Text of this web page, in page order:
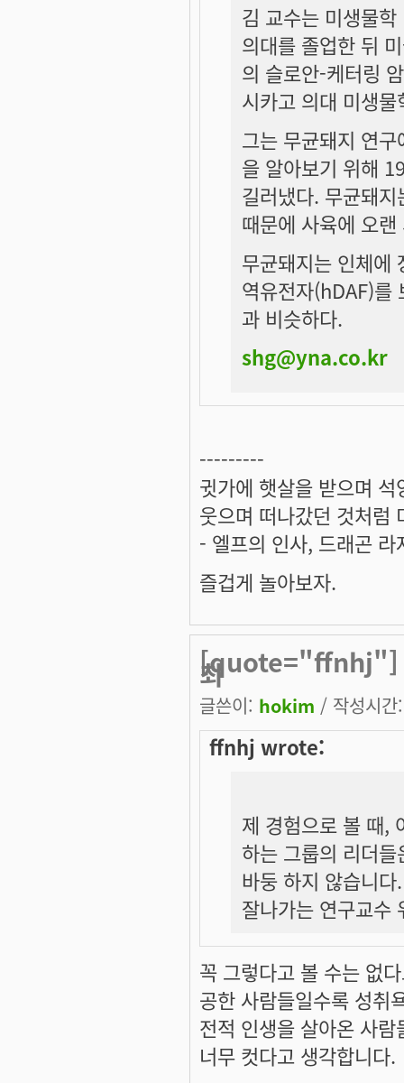
김 교수는 미생물
의대를 졸업한 뒤
의 슬로안-케터링
시카고 의대 미생
그는 무균돼지 연
을 알아보기 위해
길러냈다. 무균돼
때문에 사육에 오
무균돼지는 인체에
역유전자(hDAF)를
과 비슷하다.
shg@yna.co.kr
---------
귓가에 햇살을 받으며
웃으며 떠나갔던 것처럼
- 엘프의 인사, 드래곤 라
즐겁게 놀아보자.
[quote="ffnhj"]
최
글쓴이: hokim / 작성시
ffnhj wrote:
제 경험으로 볼 때,
하는 그룹의 리더
바둥 하지 않습니
잘나가는 연구교수
꼭 그렇다고 볼 수는 없
공한 사람들일수록 성취
전적 인생을 살아온 사
너무 컷다고 생각합니다.